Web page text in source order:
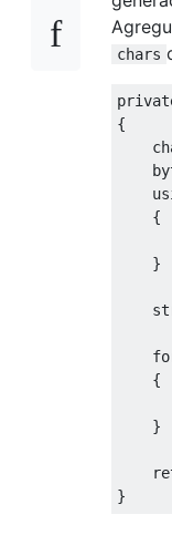
chars
{
    {
    }
    {
    }